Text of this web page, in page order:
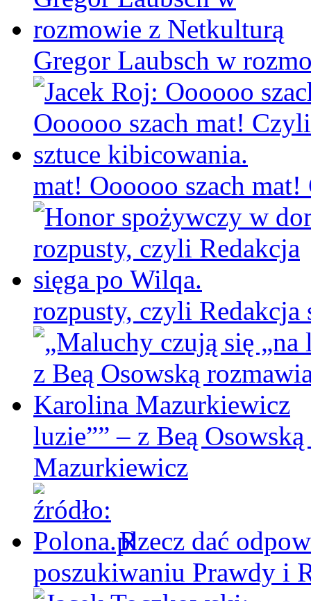
Gregor Laubsch w
mat! Oooooo szach
rozpusty, czyli Redakcja
luzie”” – z Beą
Mazurkiewicz
Rzecz dać
poszukiwaniu Prawdy i